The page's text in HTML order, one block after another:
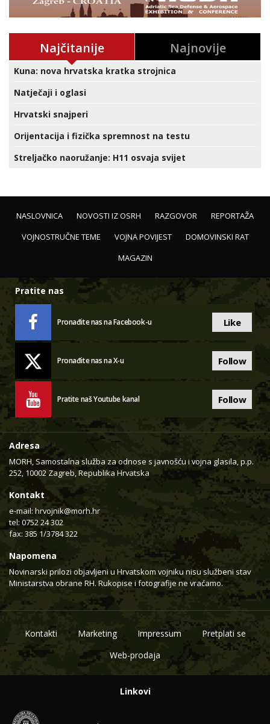
Najčitanije Najnovije
Kuna: nova hrvatska kratka strojnica
Natječaji i oglasi
Hrvatski snajperi
Orijentacija i fizička spremnost na testu
Streljačko naoružanje: H11 osvaja svijet
NASLOVNICA NOVOSTI IZ OSRH RAZGOVOR
REPORTAŽA
VOJNOSTRUČNE TEME
VOJNA POVIJEST
DOMOVINSKI RAT
MAGAZIN
Pratite nas
Pronađite nas na Facebook-u Like
Pronađite nas na X-u Follow
Pratite naš Youtube kanal Follow
Adresa
MORH, Samostalna služba za odnose s javnošću i vojna glasila, p.p.
252, 10002 Zagreb, Republika Hrvatska
Kontakt
e-mail: hrvojnik@morh.hr
tel: 0752 24 302
fax: 385 1/3784 322
Napomena
Novinarski prilozi objavljeni u Hrvatskom vojniku nisu službeni stav
Ministarstva obrane RH. Rukopise i fotografije ne vraćamo.
Kontakti Marketing Impressum
Pretplati se
Web-prodaja
Linkovi